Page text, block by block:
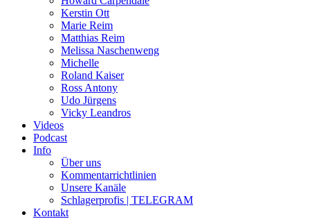
Kerstin Ott
Marie Reim
Matthias Reim
Melissa Naschenweng
Michelle
Roland Kaiser
Ross Antony
Udo Jürgens
Vicky Leandros
Videos
Podcast
Info
Über uns
Kommentarrichtlinien
Unsere Kanäle
Schlagerprofis | TELEGRAM
Kontakt